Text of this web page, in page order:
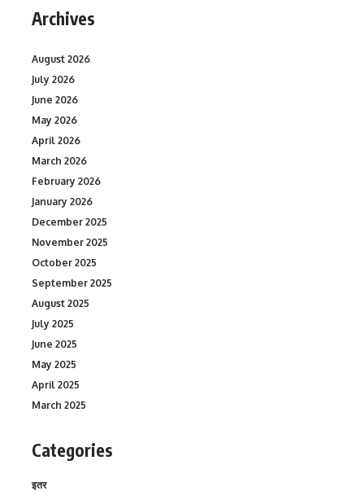
Archives
August 2026
July 2026
June 2026
May 2026
April 2026
March 2026
February 2026
January 2026
December 2025
November 2025
October 2025
September 2025
August 2025
July 2025
June 2025
May 2025
April 2025
March 2025
Categories
इतर